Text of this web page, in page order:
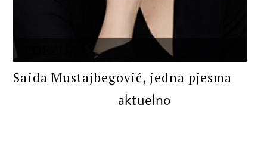
Saida Mustajbegović, jedna pjesma
aktuelno